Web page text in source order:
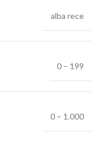
alba rece
0 – 199
0 – 1.000